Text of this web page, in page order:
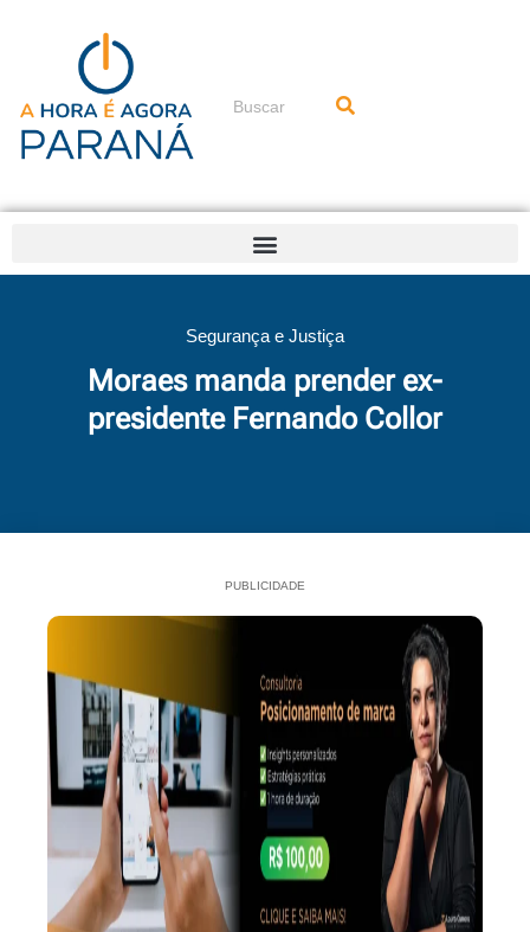
conteúdo
Pesquisar
Segurança e Justiça
Moraes manda prender ex-
presidente Fernando Collor
PUBLICIDADE